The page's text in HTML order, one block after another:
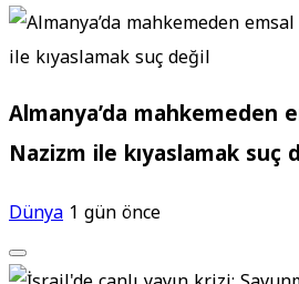
Almanya’da mahkemeden
Nazizm ile kıyaslamak suç
Dünya 1 gün önce